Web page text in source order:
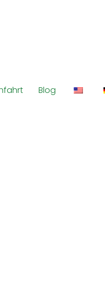
Blog